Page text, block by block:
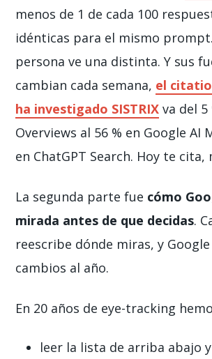
menos de 1 de cada 100
idénticas para el mismo
persona ve una distinta. Y sus
cambian cada semana, el
ha investigado SISTRIX va del 5
Overviews al 56 % en Google AI
en ChatGPT Search. Hoy te cita,
La segunda parte fue cómo
mirada antes de que decidas.
reescribe dónde miras, y
cambios al año.
En 20 años de eye-tracking
leer la lista de arriba abajo